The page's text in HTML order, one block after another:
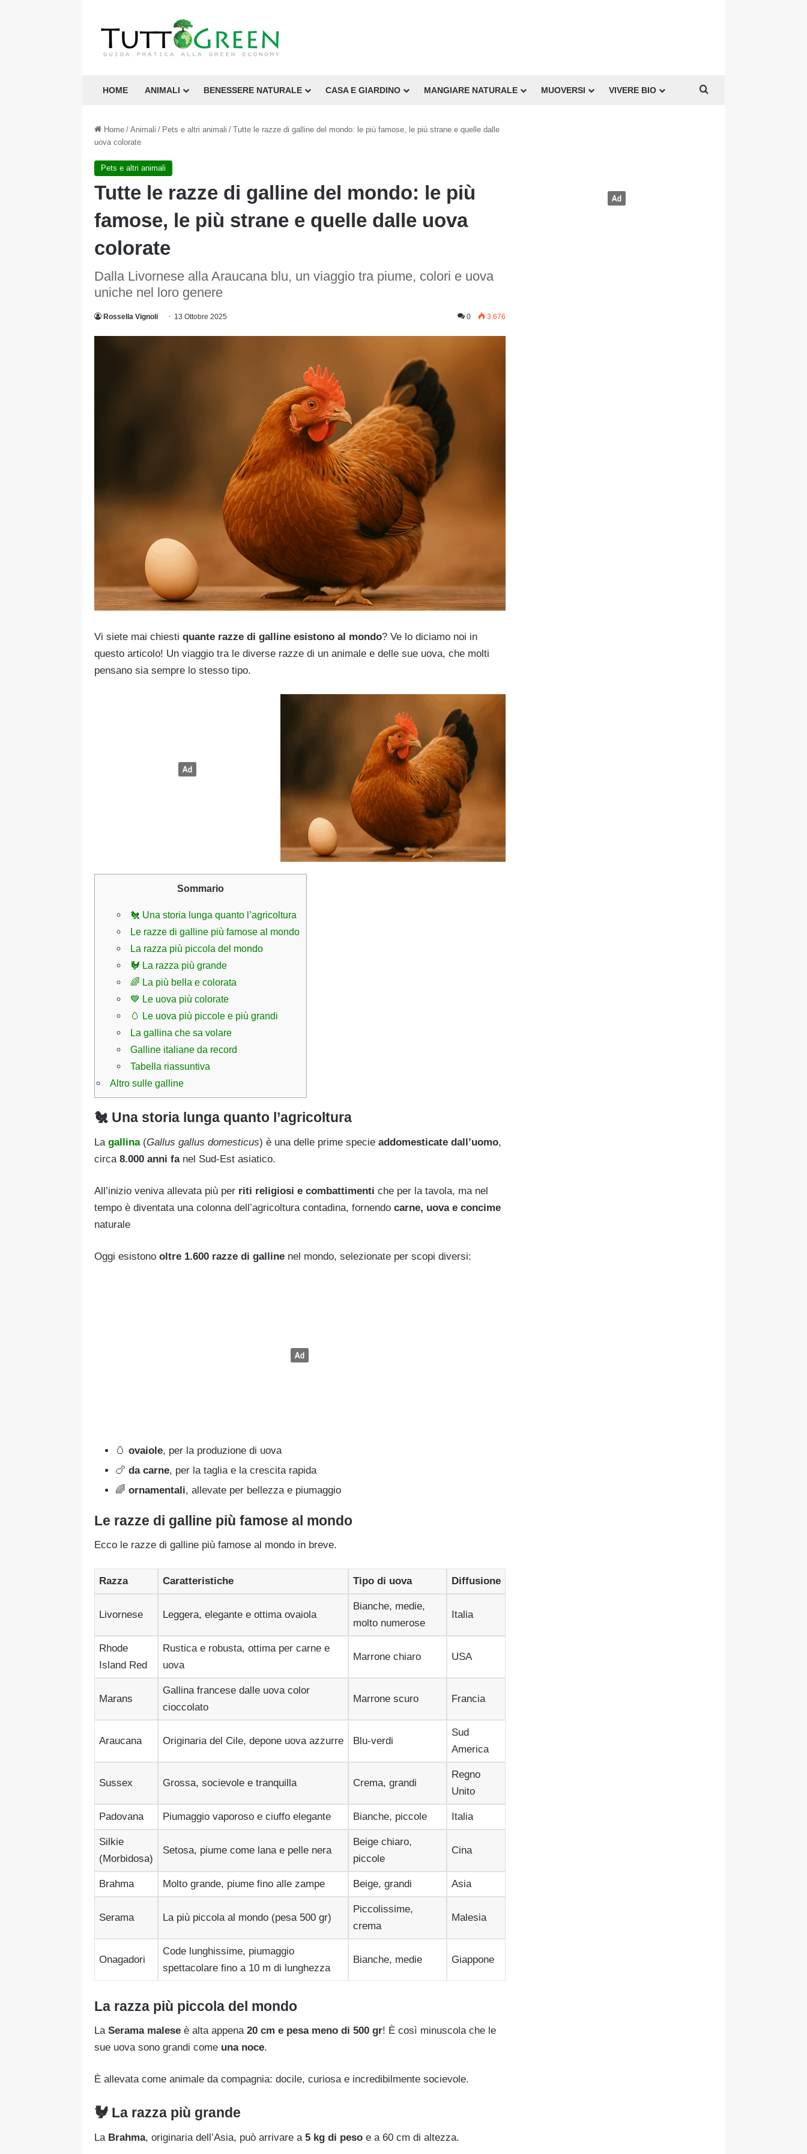
HOME ANIMALI BENESSERE NATURALE CASA E GIARDINO MANGIARE NATURALE MUOVERSI VIVERE BIO
Home / Animali / Pets e altri animali / Tutte le razze di galline del mondo: le più famose, le più strane e quelle dalle
uova colorate
Pets e altri animali
Tutte le razze di galline del mondo: le più
famose, le più strane e quelle dalle uova
colorate
Dalla Livornese alla Araucana blu, un viaggio tra piume, colori e uova
uniche nel loro genere
Rossella Vignoli 13 Ottobre 2025 0 3.676
Vi siete mai chiesti quante razze di galline esistono al mondo? Ve lo diciamo noi in
questo articolo! Un viaggio tra le diverse razze di un animale e delle sue uova, che molti
pensano sia sempre lo stesso tipo.
Sommario
🐔 Una storia lunga quanto l’agricoltura
Le razze di galline più famose al mondo
La razza più piccola del mondo
🐓 La razza più grande
🌈 La più bella e colorata
💙 Le uova più colorate
🥚 Le uova più piccole e più grandi
La gallina che sa volare
Galline italiane da record
Tabella riassuntiva
Altro sulle galline
🐔 Una storia lunga quanto l’agricoltura
La gallina(Gallus gallus domesticus) è una delle prime specie addomesticate dall’uomo,
circa 8.000 anni fanel Sud-Est asiatico.
All’inizio veniva allevata più per riti religiosi e combattimenti che per la tavola, ma nel
tempo è diventata una colonna dell’agricoltura contadina, fornendo carne, uova e concime
naturale
Oggi esistono oltre 1.600 razze di galline nel mondo, selezionate per scopi diversi:
🥚 ovaiole, per la produzione di uova
🍗 da carne, per la taglia e la crescita rapida
🌈 ornamentali, allevate per bellezza e piumaggio
Le razze di galline più famose al mondo
Ecco le razze di galline più famose al mondo in breve.
Razza Caratteristiche Tipo di uova Diffusione
Livornese Leggera, elegante e ottima ovaiola
Bianche, medie,
molto numerose
Italia
Rhode
Island Red
Rustica e robusta, ottima per carne e
uova
Marrone chiaro USA
Marans
Gallina francese dalle uova color
cioccolato
Marrone scuro Francia
Araucana Originaria del Cile, depone uova azzurre Blu-verdi
Sud
America
Sussex Grossa, socievole e tranquilla Crema, grandi
Regno
Unito
Padovana Piumaggio vaporoso e ciuffo elegante Bianche, piccole Italia
Silkie
(Morbidosa)
Setosa, piume come lana e pelle nera
Beige chiaro,
piccole
Cina
Brahma Molto grande, piume fino alle zampe Beige, grandi Asia
Serama La più piccola al mondo (pesa 500 gr)
Piccolissime,
crema
Malesia
Onagadori
Code lunghissime, piumaggio
spettacolare fino a 10 m di lunghezza
Bianche, medie Giappone
La razza più piccola del mondo
La Serama malese è alta appena 20 cm e pesa meno di 500 gr! È così minuscola che le
sue uova sono grandi come una noce.
È allevata come animale da compagnia: docile, curiosa e incredibilmente socievole.
🐓 La razza più grande
La Brahma, originaria dell’Asia, può arrivare a 5 kg di peso e a 60 cm di altezza.